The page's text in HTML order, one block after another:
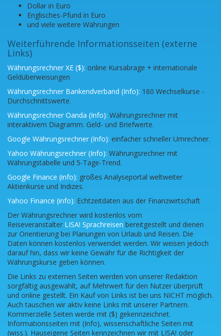
Dollar in Euro
Englisches-Pfund in Euro
und viele weitere Währungen
Weiterführende Informationsseiten (externe
Links)
Währungsrechner XE ($): online Kursabrage + internationale
Geldüberweisungen
Währungsrechner Bankendverband (Info): 160 Wechselkurse -
Durchschnittswerte.
Währungsrechner Oanda (Info): Währungsrechner mit
interaktivem Diagramm. Geld- und Briefwerte.
Google Währungsrechner (Info): einfacher schneller Umrechner.
Yahoo Währungsrechner (Info): Währungsrechner mit
Währungstabelle und 5-Tage-Trend.
Google Finance (info): großes Analyseportal weltweiter
Aktienkurse und Indizes.
Yahoo Finance (info): Echtzeitdaten aus der Finanzwirtschaft
Der Währungsrechner wird kostenlos vom
Reiseveranstalter LISA! Sprachreisen bereitgestellt und dienen
zur Orientierung bei Planungen von Urlaub und Reisen. Die
Daten können kostenlos verwendet werden. Wir weisen jedoch
darauf hin, dass wir keine Gewähr für die Richtigkeit der
Währungskurse geben können.
Die Links zu externen Seiten werden von unserer Redaktion
sorgfältig ausgewählt, auf Mehrwert für den Nutzer überprüft
und online gestellt. Ein Kauf von Links ist bei uns NICHT möglich.
Auch tauschen wir aktiv keine Links mit unserer Partnern.
Kommerzielle Seiten werde mit ($) gekennzeichnet.
Informationsseiten mit (Info), wissenschaftliche Seiten mit
(wiss.). Hauseigene Seiten kennzeichnen wir mit LISA! oder